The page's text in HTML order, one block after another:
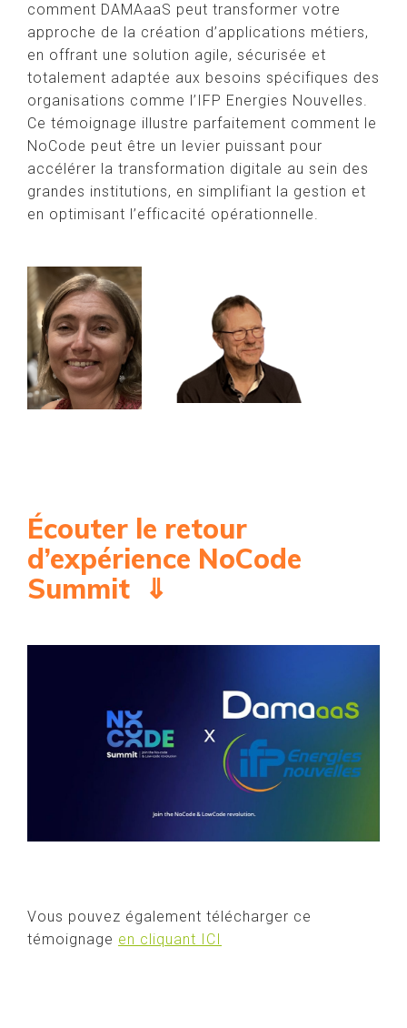
comment DAMAaaS peut transformer votre
approche de la création d’applications métiers,
en offrant une solution agile, sécurisée et
totalement adaptée aux besoins spécifiques des
organisations comme l’IFP Energies Nouvelles.
Ce témoignage illustre parfaitement comment le
NoCode peut être un levier puissant pour
accélérer la transformation digitale au sein des
grandes institutions, en simplifiant la gestion et
en optimisant l’efficacité opérationnelle.
Écouter le retour
d’expérience NoCode
Summit ⇓
Vous pouvez également télécharger ce
témoignage en cliquant ICI